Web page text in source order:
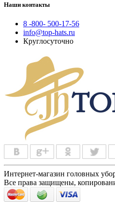
Наши контакты
8 -800- 500-17-56
info@top-hats.ru
Круглосуточно
Интернет-магазин головных
Все права защищены,